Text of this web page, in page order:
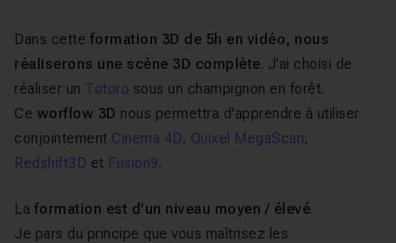
Dans cette formation 3D de 5h en vidéo, nous
réaliserons une scène 3D complète. J'ai choisi de
réaliser un Totoro sous un champignon en forêt.
Ce worflow 3D nous permettra d'apprendre à utiliser
conjointement Cinema 4D, Quixel MegaScan,
Redshift3D et Fusion9.
La formation est d’un niveau moyen / élevé.
Je pars du principe que vous maîtrisez les